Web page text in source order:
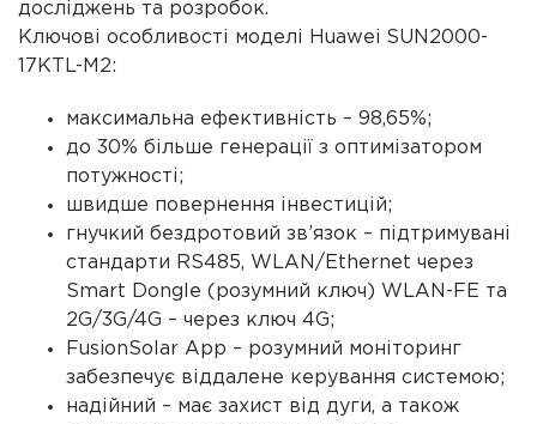
досліджень та розробок.
Ключові особливості моделі Huawei SUN2000-
17KTL-M2:
максимальна ефективність – 98,65%;
до 30% більше генерації з оптимізатором
потужності;
швидше повернення інвестицій;
гнучкий бездротовий зв’язок – підтримувані
стандарти RS485, WLAN/Ethernet через
Smart Dongle (розумний ключ) WLAN-FE та
2G/3G/4G – через ключ 4G;
FusionSolar App – розумний моніторинг
забезпечує віддалене керування системою;
надійний – має захист від дуги, а також